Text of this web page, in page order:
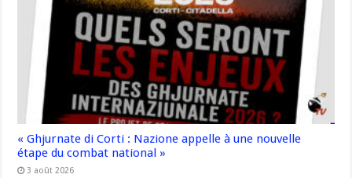
« Ghjurnate di Corti : Nazione appelle à une nouvelle
étape du combat national »
3 août 2026